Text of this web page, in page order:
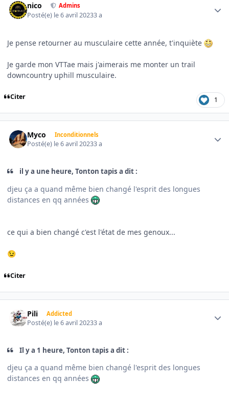
nico Admins
Posté(e) le 6 avril 20233 a
Je pense retourner au musculaire cette année, t'inquiète
Je garde mon VTTae mais j'aimerais me monter un trail
downcountry uphill musculaire.
Citer 1
Myco Inconditionnels
Posté(e) le 6 avril 20233 a
il y a une heure, Tonton tapis a dit :
djeu ça a quand même bien changé l'esprit des longues
distances en qq années
ce qui a bien changé c'est l'état de mes genoux...
😉
Citer
Pili Addicted
Posté(e) le 6 avril 20233 a
Il y a 1 heure, Tonton tapis a dit :
djeu ça a quand même bien changé l'esprit des longues
distances en qq années